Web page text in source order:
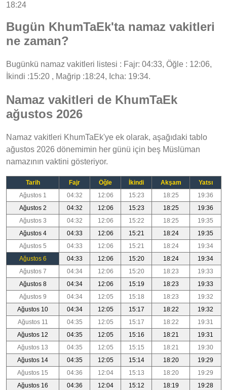
18:24
Bugün KhumTaEk'ta namaz vakitleri
ne zaman?
Bugünkü namaz vakitleri listesi : Fajr: 04:33, Öğle : 12:06,
İkindi :15:20 , Mağrip :18:24, Icha: 19:34.
Namaz vakitleri de KhumTaEk
ağustos 2026
Namaz vakitleri KhumTaEk'ye ek olarak, aşağıdaki tablo
ağustos 2026 dönemimin her günü için beş Müslüman
namazının vaktini gösteriyor.
Tarih Fajr Öğle İkindi Akşam
Yatsı
Ağustos 1
04:32 12:06 15:23 18:25
19:36
Ağustos 2
04:32 12:06 15:23 18:25
19:36
Ağustos 3
04:32 12:06 15:22 18:25
19:35
Ağustos 4
04:33 12:06 15:21 18:24
19:35
Ağustos 5
04:33 12:06 15:21 18:24
19:34
Ağustos 6
04:33 12:06 15:20 18:24
19:34
Ağustos 7
04:34 12:06 15:20 18:23
19:33
Ağustos 8
04:34 12:06 15:19 18:23
19:33
Ağustos 9
04:34 12:05 15:18 18:23
19:32
Ağustos 10
04:34 12:05 15:17 18:22
19:32
Ağustos 11
04:35 12:05 15:17 18:22
19:31
Ağustos 12
04:35 12:05 15:16 18:21
19:31
Ağustos 13
04:35 12:05 15:15 18:21
19:30
Ağustos 14
04:35 12:05 15:14 18:20
19:29
Ağustos 15
04:36 12:04 15:13 18:20
19:29
Ağustos 16
04:36 12:04 15:12 18:19
19:28